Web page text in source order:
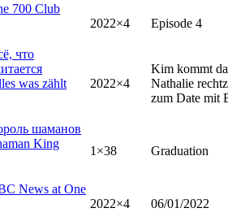
700 Club
2022×4
Episode 4
что
was zählt
2022×4
Kim kommt
Nathalie
zum Date mit
шаманов
King
1×38 Graduation
News at One
2022×4
06/01/2022